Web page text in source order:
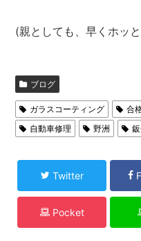
(親としても、早くホッ
ブログ
ガラスコーティング 合
自動車修理
野洲
Twitter
Pocket